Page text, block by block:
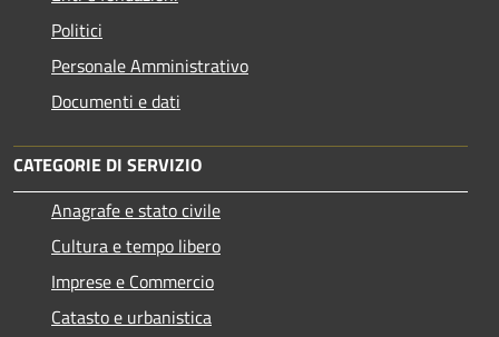
Politici
Personale Amministrativo
Documenti e dati
CATEGORIE DI SERVIZIO
Anagrafe e stato civile
Cultura e tempo libero
Imprese e Commercio
Catasto e urbanistica